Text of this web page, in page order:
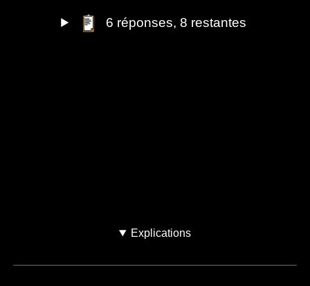
6 réponses, 8 restantes
Explications